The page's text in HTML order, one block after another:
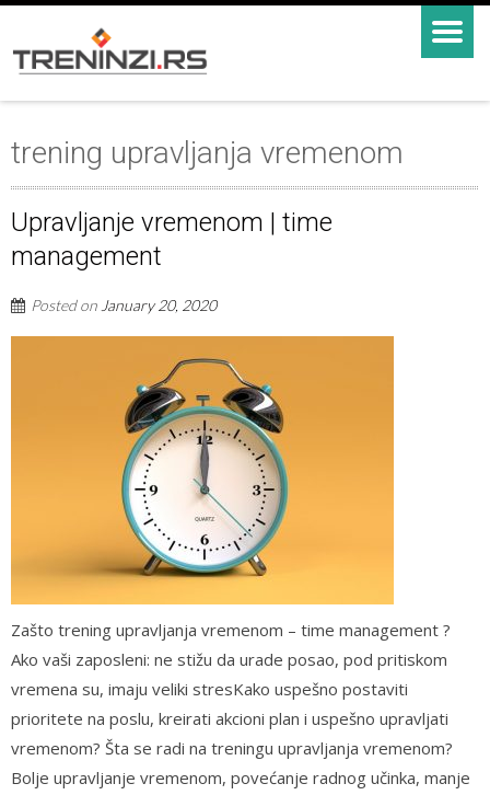
trening upravljanja vremenom
Upravljanje vremenom | time
management
Posted on January 20, 2020
Zašto trening upravljanja vremenom – time management ?
Ako vaši zaposleni: ne stižu da urade posao, pod pritiskom
vremena su, imaju veliki stresKako uspešno postaviti
prioritete na poslu, kreirati akcioni plan i uspešno upravljati
vremenom? Šta se radi na treningu upravljanja vremenom?
Bolje upravljanje vremenom, povećanje radnog učinka, manje